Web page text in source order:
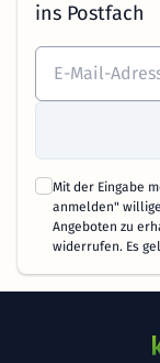
ins Postfach
Mit der Eingabe
anmelden"
Angeboten zu
widerrufen. Es